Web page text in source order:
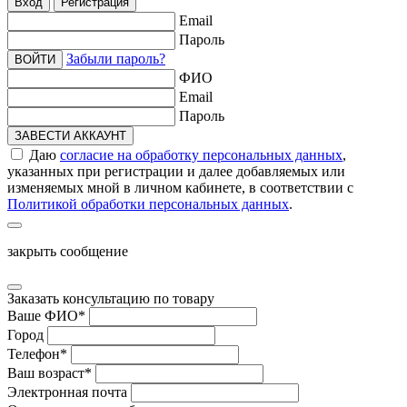
Email
Пароль
ВОЙТИ
Забыли пароль?
ФИО
Email
Пароль
ЗАВЕСТИ АККАУНТ
Даю согласие на обработку персональных данных,
указанных при регистрации и далее добавляемых или
изменяемых мной в личном кабинете, в соответствии с
Политикой обработки персональных данных.
закрыть сообщение
Заказать консультацию по товару
Ваше ФИО*
Город
Телефон*
Ваш возраст*
Электронная почта